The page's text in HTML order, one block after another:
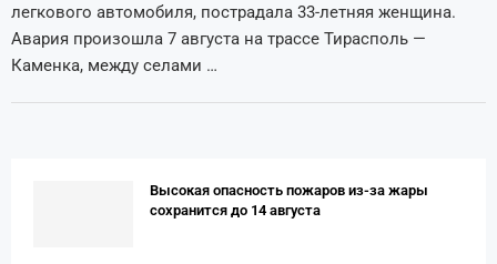
легкового автомобиля, пострадала 33-летняя женщина.
Авария произошла 7 августа на трассе Тирасполь —
Каменка, между селами …
Высокая опасность пожаров из-за жары
сохранится до 14 августа